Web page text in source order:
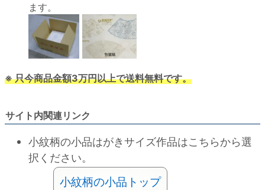
ます。
※ 只今商品金額3万円以上で送料無料です。
サイト内関連リンク
小紋柄の小品はがきサイズ作品はこちらから選
択ください。
小紋柄の小品トップ